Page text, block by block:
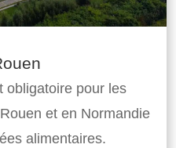
obligatoire pour les
et en Normandie
alimentaires.